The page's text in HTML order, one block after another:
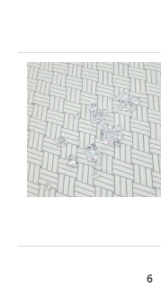
6